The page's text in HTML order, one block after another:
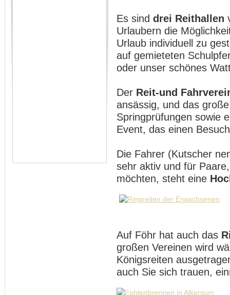
Es sind drei Reithallen
Urlaubern die
Urlaub individuell zu
auf gemieteten
oder unser schönes
Der Reit-und
ansässig, und das
Springprüfungen sowie
Event, das einen
Die Fahrer (Kutscher
sehr aktiv und für
möchten, steht eine
Auf Föhr hat auch das
großen Vereinen wird
Königsreiten
auch Sie sich trauen,